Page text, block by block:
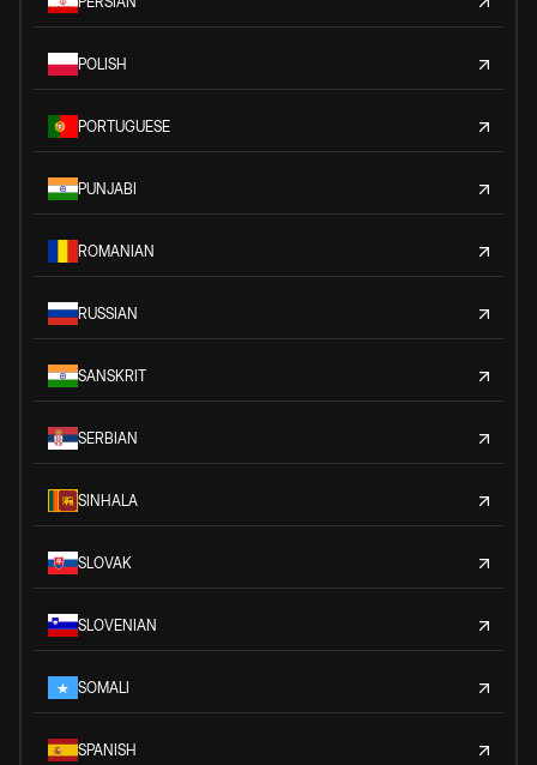
POLISH
PORTUGUESE
PUNJABI
ROMANIAN
RUSSIAN
SANSKRIT
SERBIAN
SINHALA
SLOVAK
SLOVENIAN
SOMALI
SPANISH